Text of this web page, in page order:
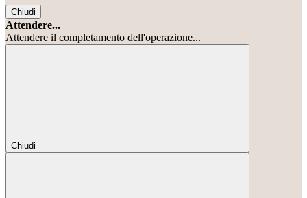
Chiudi
Attendere...
Attendere il completamento dell'operazione...
Chiudi